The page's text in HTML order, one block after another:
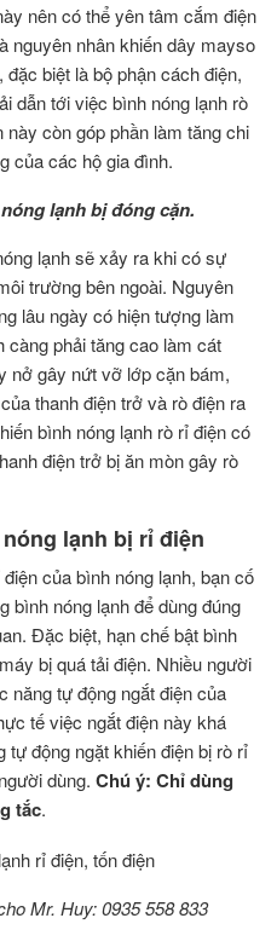
nên có thể yên tâm cắm điện
nguyên nhân khiến dây mayso
biệt là bộ phận cách điện,
dẫn tới việc bình nóng lạnh rò
còn góp phần làm tăng chi
của các hộ gia đình.
lạnh bị đóng cặn.
lạnh sẽ xảy ra khi có sự
trường bên ngoài. Nguyên
lâu ngày có hiện tượng làm
càng phải tăng cao làm cát
nở gây nứt vỡ lớp cặn bám,
thanh điện trở và rò điện ra
bình nóng lạnh rò rỉ điện có
điện trở bị ăn mòn gây rò
lạnh bị rỉ điện
của bình nóng lạnh, bạn cố
bình nóng lạnhđể dùng đúng
Đặc biệt, hạn chế bật bình
bị quá tải điện. Nhiều người
năng tự động ngắt điện của
tế việc ngắt điện này khá
động ngặt khiến điện bị rò rỉ
dùng. Chú ý: Chỉ dùng
tắc.
Mr. Huy: 0935 558 833